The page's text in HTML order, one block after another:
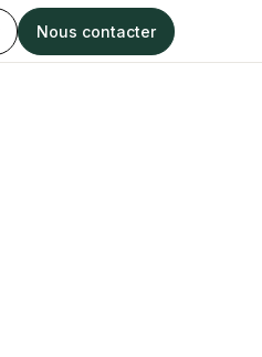
Nous contacter